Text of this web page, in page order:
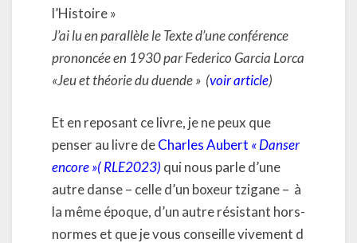
l’Histoire »
J’ai lu en parallèle le Texte d’une conférence
prononcée en 1930 par Federico Garcia Lorca
«Jeu et théorie du duende» (voir article)
Et en reposant ce livre, je ne peux que
penser au livre deCharles Aubert « Danser
encore »( RLE2023) qui nous parle d’une
autre danse – celle d’un boxeur tzigane – à
la même époque, d’un autre résistant hors-
normes et que je vous conseille vivement d